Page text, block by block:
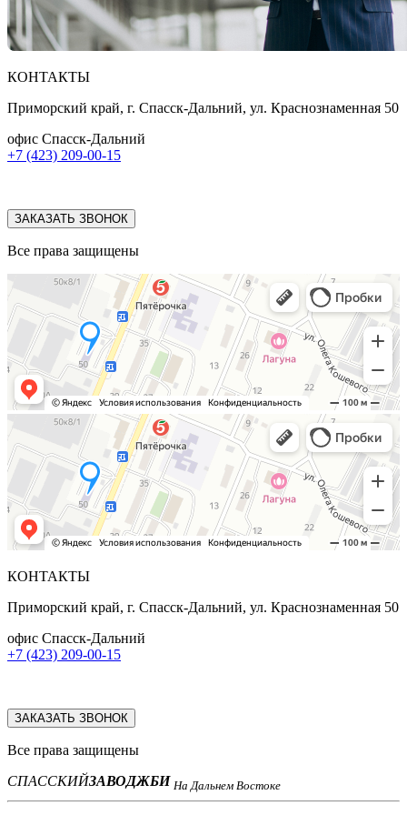
КОНТАКТЫ
Приморский край, г. Спасск-Дальний, ул. Краснознаменная 50
офис Спасск-Дальний
+7 (423) 209-00-15
ЗАКАЗАТЬ ЗВОНОК
Все права защищены
КОНТАКТЫ
Приморский край, г. Спасск-Дальний, ул. Краснознаменная 50
офис Спасск-Дальний
+7 (423) 209-00-15
ЗАКАЗАТЬ ЗВОНОК
Все права защищены
СПАССКИЙЗАВОДЖБИ На Дальнем Востоке